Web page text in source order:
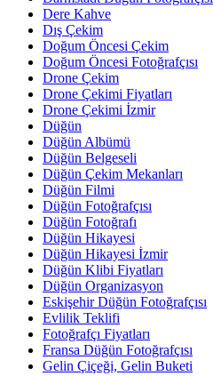
Dere Kahve
Dış Çekim
Doğum Öncesi Çekim
Doğum Öncesi Fotoğrafçısı
Drone Çekim
Drone Çekimi Fiyatları
Drone Çekimi İzmir
Düğün
Düğün Albümü
Düğün Belgeseli
Düğün Çekim Mekanları
Düğün Filmi
Düğün Fotoğrafçısı
Düğün Fotoğrafı
Düğün Hikayesi
Düğün Hikayesi İzmir
Düğün Klibi Fiyatları
Düğün Organizasyon
Eskişehir Düğün Fotoğrafçısı
Evlilik Teklifi
Fotoğrafçı Fiyatları
Fransa Düğün Fotoğrafçısı
Gelin Çiçeği, Gelin Buketi